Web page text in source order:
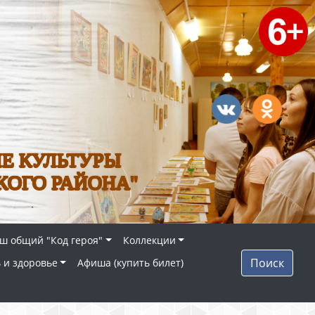
КУЛЬТУРЫ
РАЙОНА"
общий "Код героя"
Коллекции
и здоровье
Афиша (купить билет) Поиск